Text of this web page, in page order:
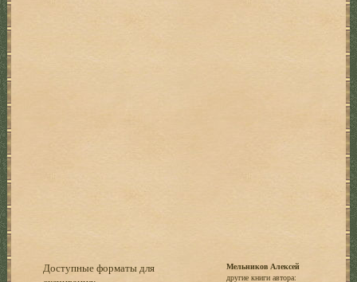
Доступные форматы для
Мельников Алексей
другие книги автора: